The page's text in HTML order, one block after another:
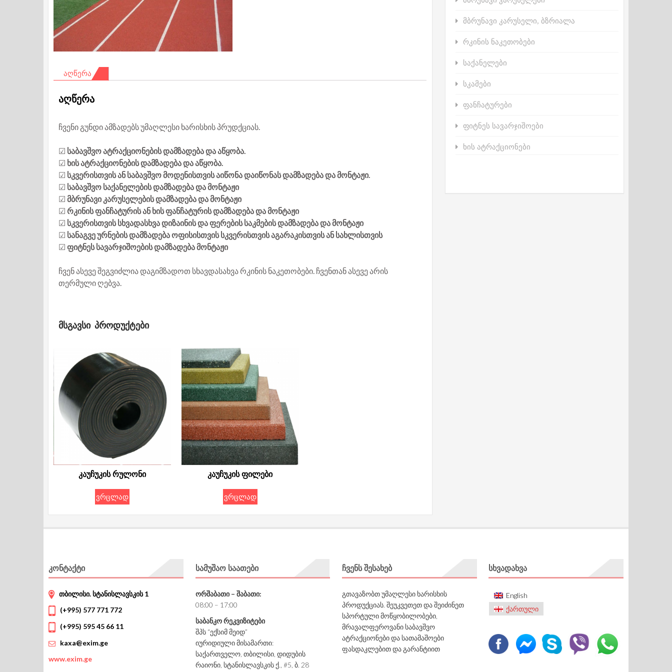
ᲐᲦᲬᲔᲠᲐ
აღწერა
ჩვენი გუნდი ამზადებს უმაღლესი ხარისხის პრუდქციას.
☑ საბავშვო ატრაქციონების დამზადება და აწყობა.
☑ ხის ატრაქციონების დამზადება და აწყობა.
☑ სკვერისთვის ან საბავშვო მოდენისთვის აიწონა დაიწონას დამზადება და მონტაჟი.
☑ საბავშვო საქანელების დამზადება და მონტაჟი
☑ მბრუნავი კარუსელების დამზადება და მონტაჟი
☑ რკინის ფანჩატურის ან ხის ფანჩატურის დამზადება და მონტაჟი
☑ სკვერისთვის სხვადასხვა დიზაინის და ფერების საკმების დამზადება და მონტაჟი
☑ სანაგვე ურნების დამზადება ოფისისთვის სკვერისთვის აგარაკისთვის ან სახლისთვის
☑ ფიტნეს სავარჯიშოების დამზადება მონტაჟი
ჩვენ ასევე შეგვიძლია დაგიმზადოთ სხავდასახვა რკინის ნაკეთობები. ჩვენთან ასევე არის
თერმული ღებვა.
ᲛᲡᲒᲐᲕᲡᲘ ᲞᲠᲝᲓᲣᲥᲢᲔᲑᲘ
კაუჩუკის რულონი
ვრცლად
კაუჩუკის ფილები
ვრცლად
მბრუნავი კარუსელი, ბზრიალა
რკინის ნაკეთობები
საქანელები
სკამები
ფანჩატურები
ფიტნეს სავარჯიშოები
ხის ატრაქციონები
ᲙᲝᲜᲢᲐᲥᲢᲘ
თბილისი. სტანისლავსკის 1
(+995) 577 771 772
(+995) 595 45 66 11
kaxa@exim.ge
www.exim.ge
ᲡᲐᲛᲣᲨᲐᲝ ᲡᲐᲐᲗᲔᲑᲘ
ორშაბათი – შაბათი:
08:00 – 17:00
საბანკო რეკვიზიტები
შპს “ექსიმ მეიდ”
იურიდიული მისამართი:
საქართველო, თბილისი, დიდუბის
რაიონი, სტანისლავსკის ქ., #5, ბ. 28
ᲩᲕᲔᲜᲡ ᲨᲔᲡᲐᲮᲔᲑ
გთავაზობთ უმაღლესი ხარისხის
პროდუქციას. შეუკვეთეთ და შეიძინეთ
სპორტული მოწყობილობები,
მრავალფეროვანი საბავშვო
ატრაქციონები და სათამაშოები
ფასდაკლებით და გარანტიით
ᲡᲮᲕᲐᲓᲐᲮᲕᲐ
English
ქართული